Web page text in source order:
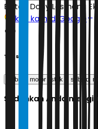
Editor: Dony Lesmana
Ikuti kami di Google
Tags
subsidi motor listrik subsidi
Sudahkah Anda